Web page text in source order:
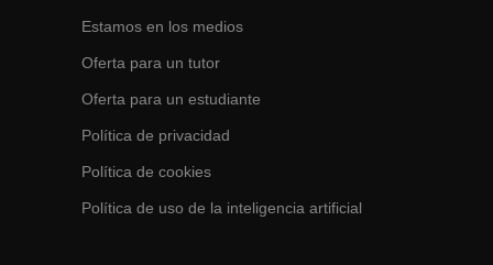
Estamos en los medios
Oferta para un tutor
Oferta para un estudiante
Política de privacidad
Política de cookies
Política de uso de la inteligencia artificial